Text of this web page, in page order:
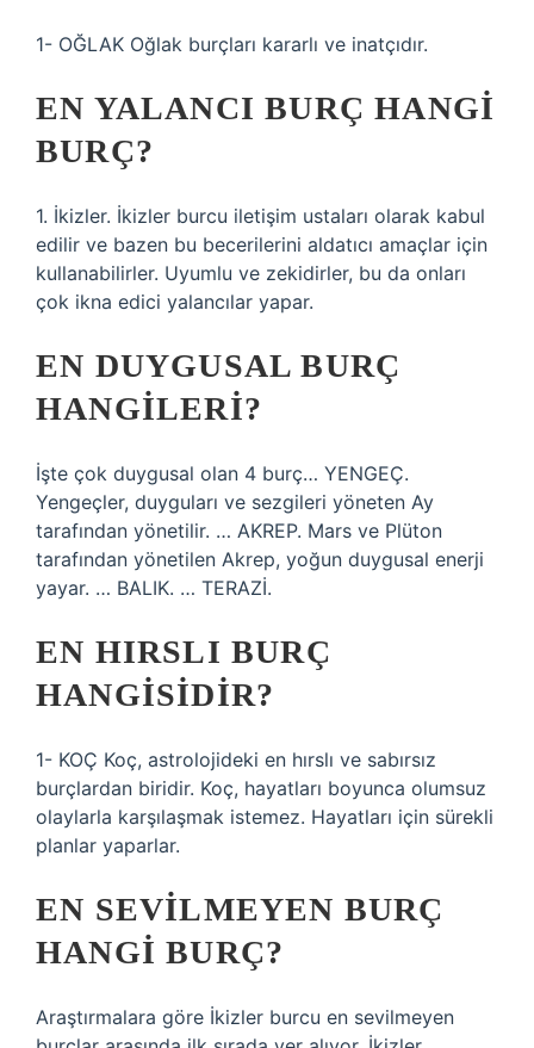
1- OĞLAK Oğlak burçları kararlı ve inatçıdır.
EN YALANCI BURÇ HANGI
BURÇ?
1. İkizler. İkizler burcu iletişim ustaları olarak kabul
edilir ve bazen bu becerilerini aldatıcı amaçlar için
kullanabilirler. Uyumlu ve zekidirler, bu da onları
çok ikna edici yalancılar yapar.
EN DUYGUSAL BURÇ
HANGILERI?
İşte çok duygusal olan 4 burç… YENGEÇ.
Yengeçler, duyguları ve sezgileri yöneten Ay
tarafından yönetilir. … AKREP. Mars ve Plüton
tarafından yönetilen Akrep, yoğun duygusal enerji
yayar. … BALIK. … TERAZİ.
EN HIRSLI BURÇ
HANGISIDIR?
1- KOÇ Koç, astrolojideki en hırslı ve sabırsız
burçlardan biridir. Koç, hayatları boyunca olumsuz
olaylarla karşılaşmak istemez. Hayatları için sürekli
planlar yaparlar.
EN SEVILMEYEN BURÇ
HANGI BURÇ?
Araştırmalara göre İkizler burcu en sevilmeyen